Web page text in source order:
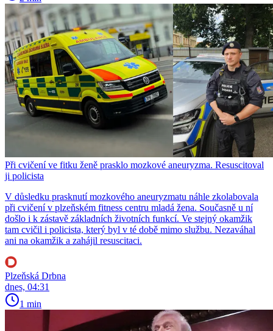
Při cvičení ve fitku ženě prasklo mozkové aneuryzma. Resuscitoval
ji policista
V důsledku prasknutí mozkového aneuryzmatu náhle zkolabovala
při cvičení v plzeňském fitness centru mladá žena. Současně u ní
došlo i k zástavě základních životních funkcí. Ve stejný okamžik
tam cvičil i policista, který byl v té době mimo službu. Nezaváhal
ani na okamžik a zahájil resuscitaci.
Plzeňská Drbna
dnes, 04:31
1 min